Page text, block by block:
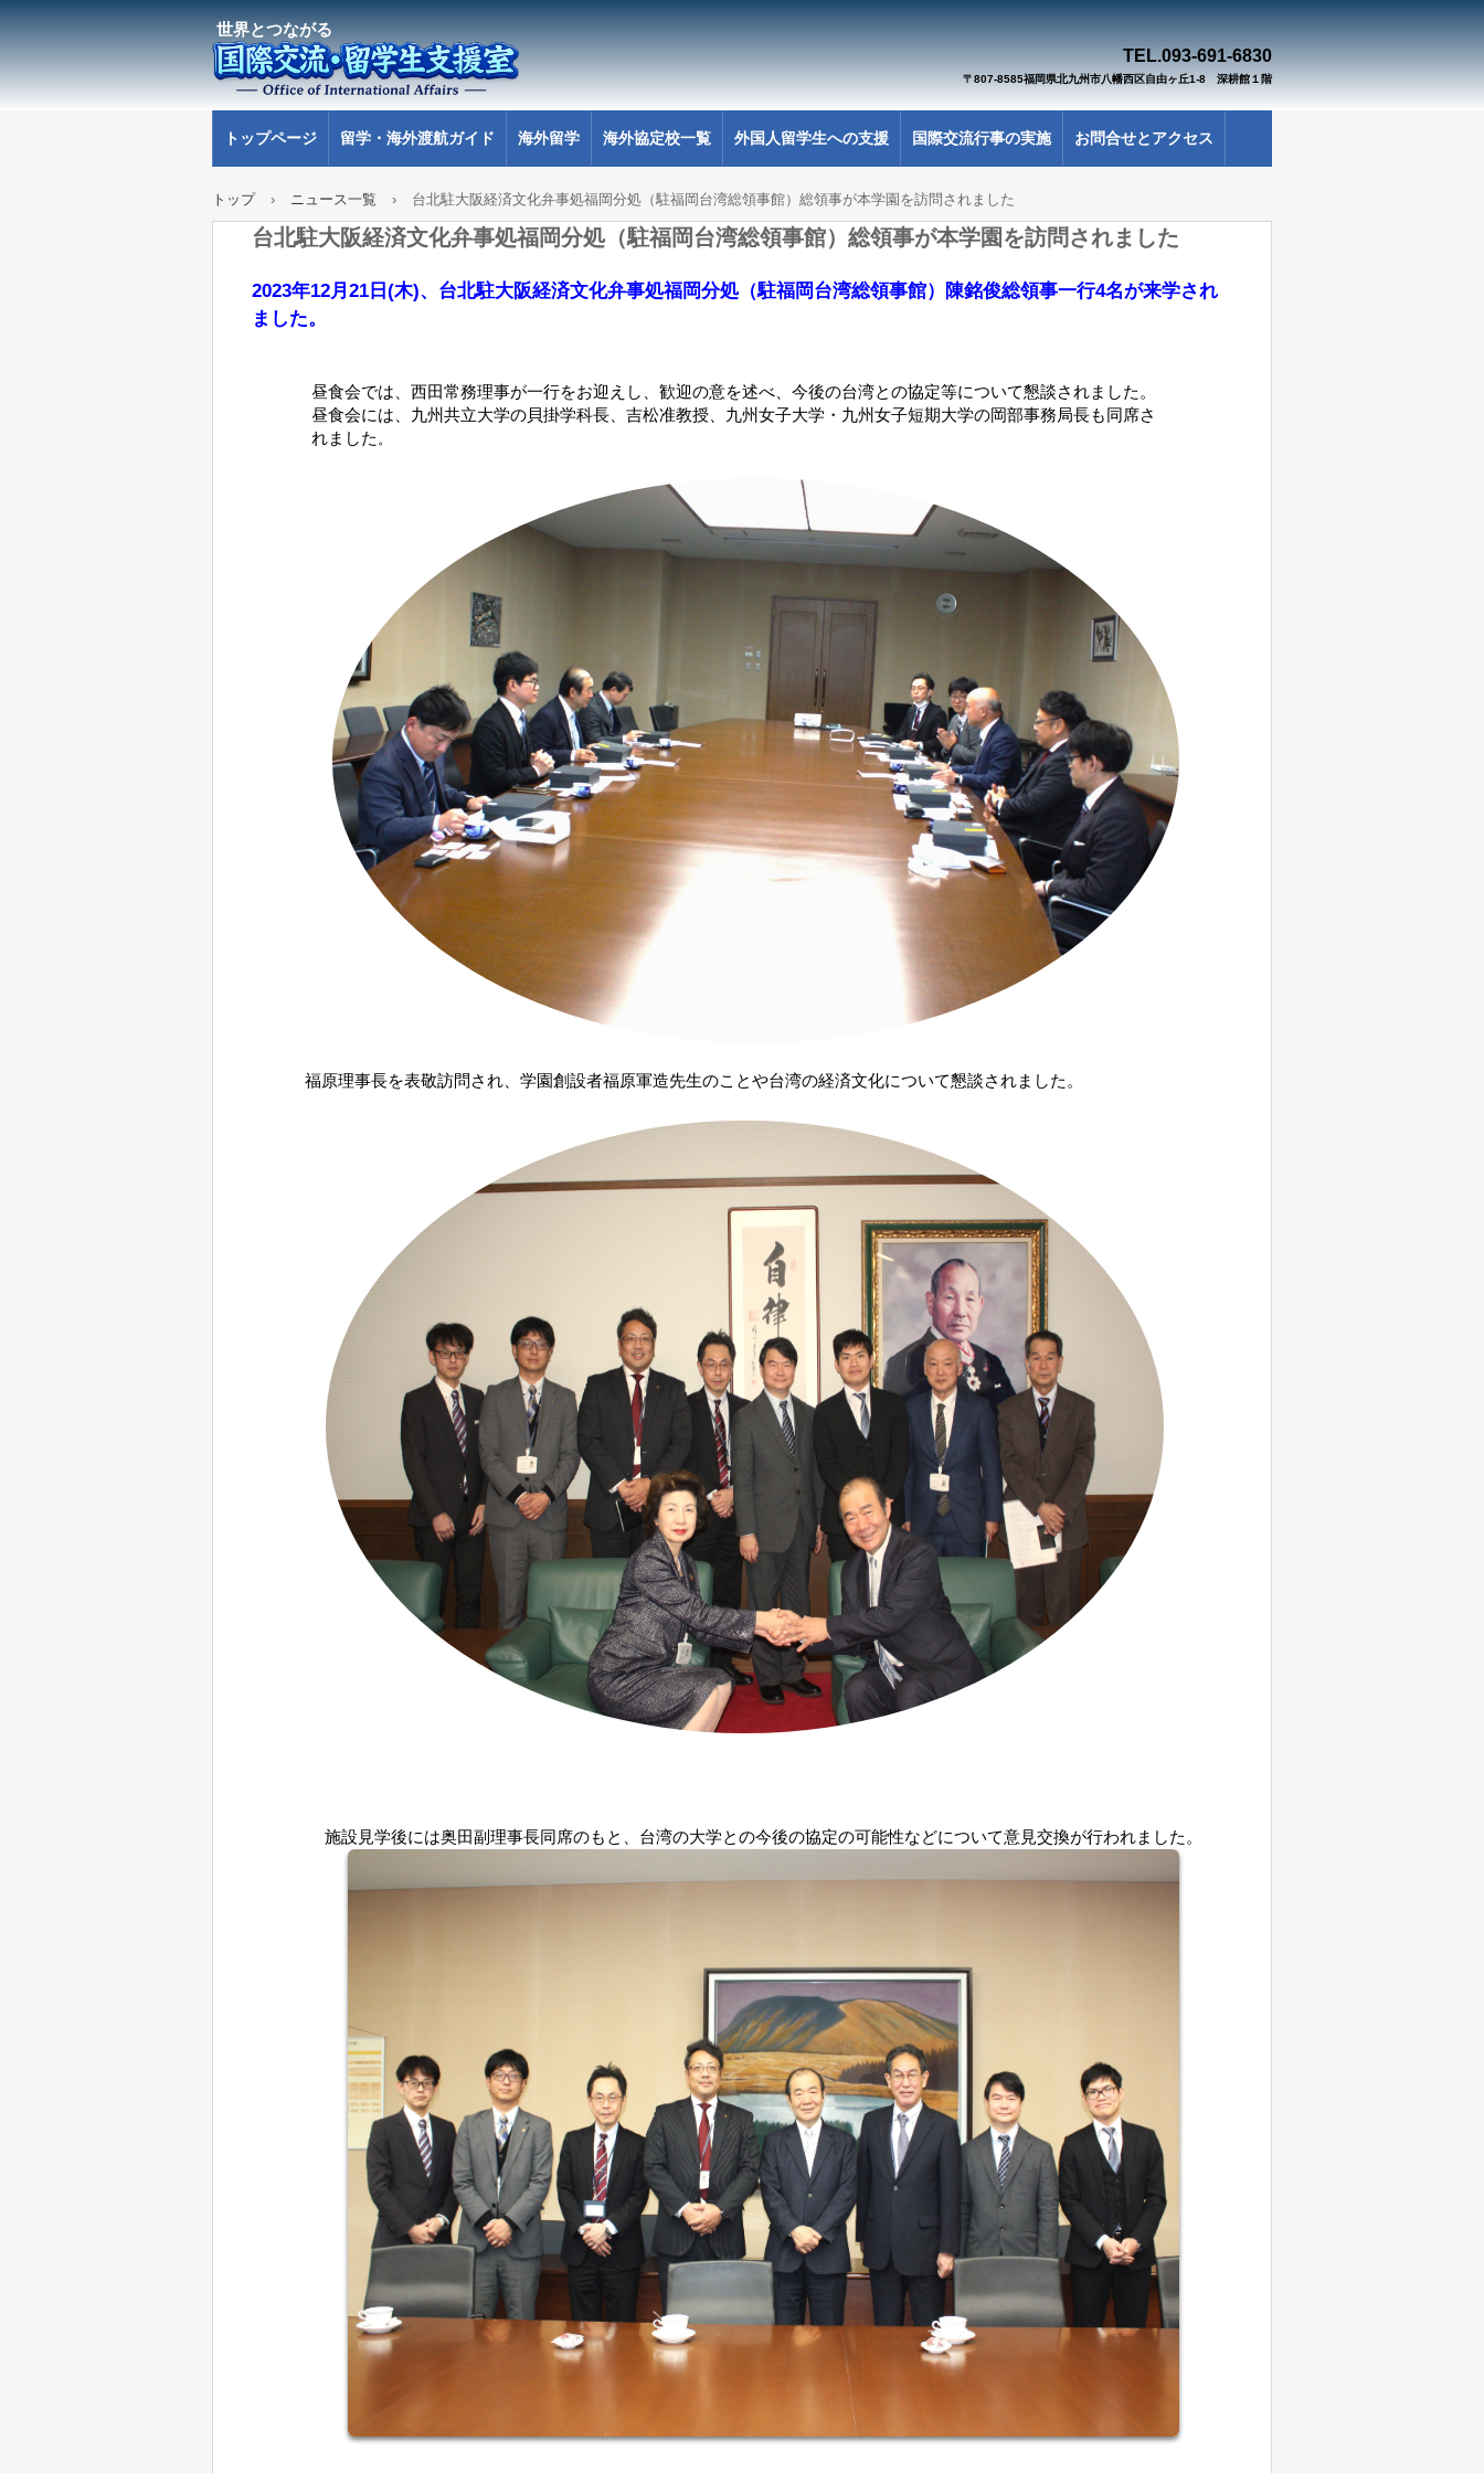
世界とつながる
TEL.093-691-6830
〒807-8585福岡県北九州市八幡西区自由ヶ丘1-8 深耕館１階
トップページ 留学・海外渡航ガイド 海外留学 海外協定校一覧 外国人留学生への支援 国際交流行事の実施 お問合せとアクセス
トップ › ニュース一覧 › 台北駐大阪経済文化弁事処福岡分処（駐福岡台湾総領事館）総領事が本学園を訪問されました
台北駐大阪経済文化弁事処福岡分処（駐福岡台湾総領事館）総領事が本学園を訪問されました
2023年12月21日(木)、台北駐大阪経済文化弁事処福岡分処（駐福岡台湾総領事館）陳銘俊総領事一行4名が来学され
ました。
昼食会では、西田常務理事が一行をお迎えし、歓迎の意を述べ、今後の台湾との協定等について懇談されました。
昼食会には、九州共立大学の貝掛学科長、吉松准教授、九州女子大学・九州女子短期大学の岡部事務局長も同席さ
れました 。
福原理事長を表敬訪問され、学園創設者福原軍造先生のことや台湾の経済文化について懇談されました。
施設見学後には奥田副理事長同席のもと、台湾の大学との今後の協定の可能性などについて意見交換が行われました。